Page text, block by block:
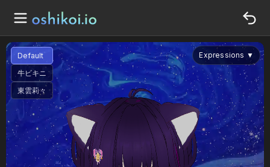
Expressions ▼
Default
牛ビキニ
東雲莉々